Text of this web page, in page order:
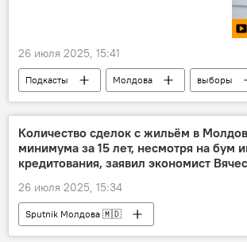
26 июля 2025, 15:41
Подкасты Молдова
выборы
власть
оппозиция
Количество сделок с жильём в
минимума за 15 лет, несмотря на бум
кредитования, заявил экономист
26 июля 2025, 15:34
Sputnik Молдова 🇲🇩